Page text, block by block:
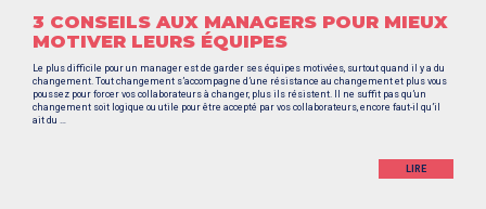
3 CONSEILS AUX MANAGERS POUR MIEUX
MOTIVER LEURS ÉQUIPES
Le plus difficile pour un manager est de garder ses équipes motivées, surtout quand il y a du
changement. Tout changement s’accompagne d’une résistance au changement et plus vous
poussez pour forcer vos collaborateurs à changer, plus ils résistent. Il ne suffit pas qu’un
changement soit logique ou utile pour être accepté par vos collaborateurs, encore faut-il qu’il
ait du …
LIRE